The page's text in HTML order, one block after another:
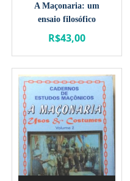
A Maçonaria: um
ensaio filosófico
R$43,00